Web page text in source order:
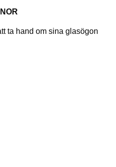
ta hand om sina glasögon